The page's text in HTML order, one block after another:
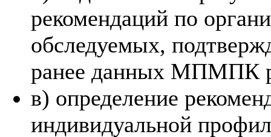
рекомендаций по
обследуемых,
ранее данных МПМПК
в) определение
индивидуальной